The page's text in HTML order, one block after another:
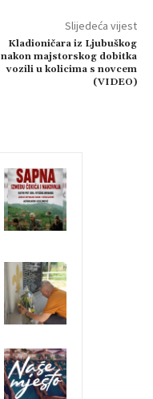
Slijedeća vijest
Kladioničara iz Ljubuškog
nakon majstorskog dobitka
vozili u kolicima s novcem
(VIDEO)